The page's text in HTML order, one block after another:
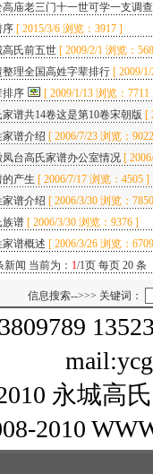
高庙老三门十一世可学一支调
序 [ 2015/3/6 浏览：3917 ]
高氏前五世 [ 2009/2/1 浏览：
整理全国高姓字辈排行 [ 2009/
排序
[ 2009/1/13 浏览：7711
家谱共14卷这是第10卷宋朝版 [
家谱介绍 [ 2006/7/23 浏览：
凤台高氏家谱办公室情况 [
的产生 [ 2006/7/17 浏览：4505 ]
家谱介绍 [ 2006/3/30 浏览：
族谱 [ 2006/3/30 浏览：9376 ]
家谱概述 [ 2006/3/26 浏览：
新闻 当前为： 1/1页 每页 20 条
信息搜索-->>> 关键词：
永城高
2010